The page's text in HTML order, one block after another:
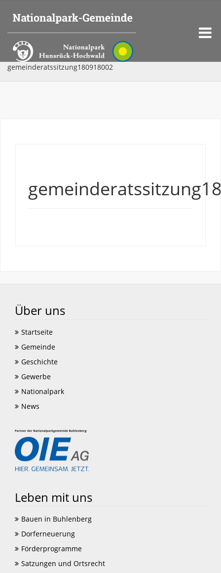
gemeinderatssitzung180918002
Über uns
Startseite
Gemeinde
Geschichte
Gewerbe
Nationalpark
News
Leben mit uns
Bauen in Buhlenberg
Dorferneuerung
Förderprogramme
Satzungen und Ortsrecht